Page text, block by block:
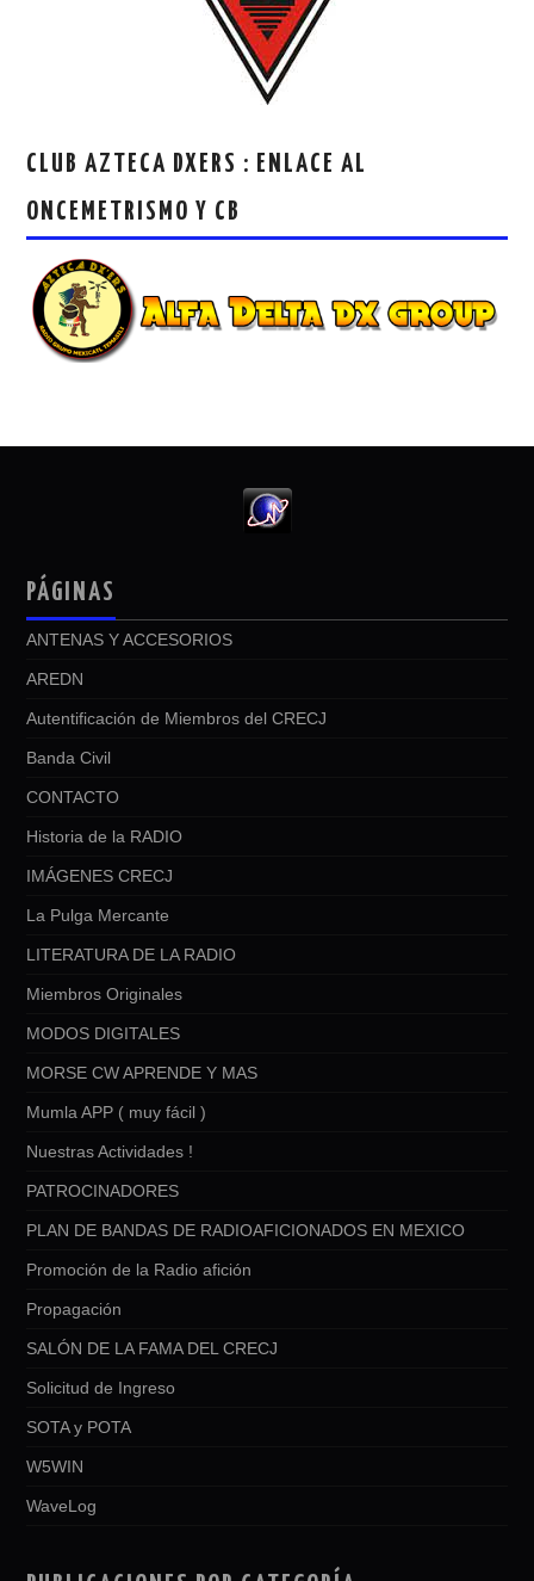
CLUB AZTECA DXERS : ENLACE AL
ONCEMETRISMO Y CB
PÁGINAS
ANTENAS Y ACCESORIOS
AREDN
Autentificación de Miembros del CRECJ
Banda Civil
CONTACTO
Historia de la RADIO
IMÁGENES CRECJ
La Pulga Mercante
LITERATURA DE LA RADIO
Miembros Originales
MODOS DIGITALES
MORSE CW APRENDE Y MAS
Mumla APP ( muy fácil )
Nuestras Actividades !
PATROCINADORES
PLAN DE BANDAS DE RADIOAFICIONADOS EN MEXICO
Promoción de la Radio afición
Propagación
SALÓN DE LA FAMA DEL CRECJ
Solicitud de Ingreso
SOTA y POTA
W5WIN
WaveLog